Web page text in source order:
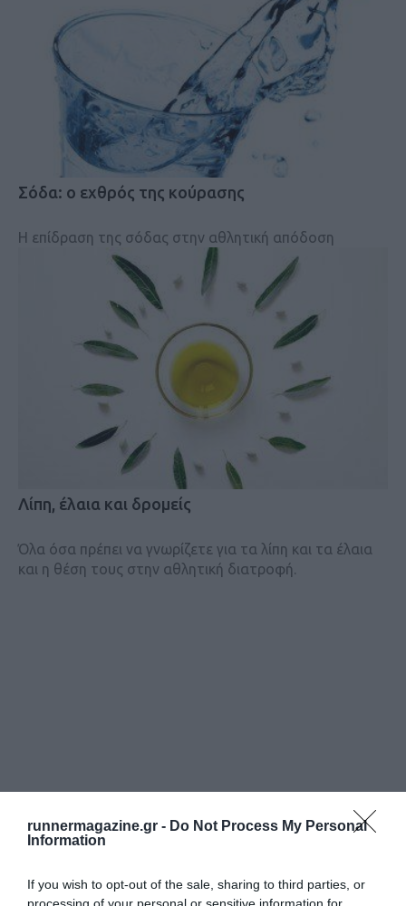
runnermagazine.gr - Do Not Process My Personal
Information
If you wish to opt-out of the sale, sharing to third parties, or
Σόδα: ο εχθρός της κούρασης
Η επίδραση της σόδας στην αθλητική απόδοση
Λίπη, έλαια και δρομείς
Όλα όσα πρέπει να γνωρίζετε για τα λίπη και τα έλαια
και η θέση τους στην αθλητική διατροφή.